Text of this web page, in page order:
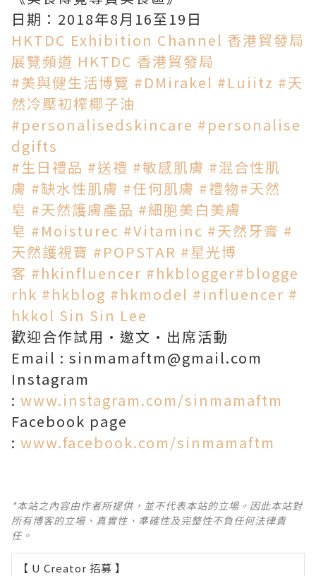
日期：2018年8月16至19日
HKTDC Exhibition Channel 香港貿發局
展覽頻道 HKTDC 香港貿發局
#美與健生活博覽 #DMirakel #Luiitz #天
然冷壓初榨椰子油
#personalisedskincare #personalise
dgifts
#生日禮品 #送禮 #敏感肌膚 #混合性肌
膚 #缺水性肌膚 #任何肌膚 #禮物#天然
皂 #天然護膚產品 #細胞美白美膚
皂 #Moisturec #Vitaminc #天然牙膏 #
天然護視寶 #POPSTAR #星光博
客 #hkinfluencer #hkblogger#blogge
rhk #hkblog #hkmodel #influencer #
hkkol Sin Sin Lee
歡迎合作試用·邀文·出席活動
Email : sinmamaftm@gmail.com
Instagram
: www.instagram.com/sinmamaftm
Facebook page
: www.facebook.com/sinmamaftm
*本站之內容由作者所提供，並不代表本站的立場。因此本站對
所有博客的立場、真實性、準確性及完整性不負任何法律責
任。
【 U Creator 招募 】